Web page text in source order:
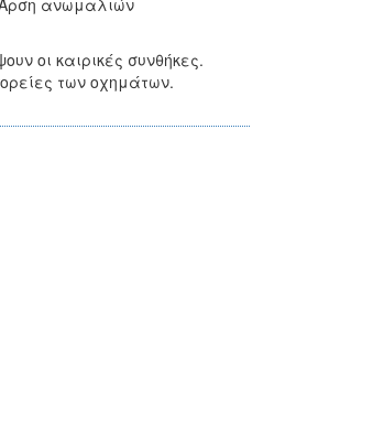
ανωμαλιών
οι καιρικές συνθήκες.
των οχημάτων.